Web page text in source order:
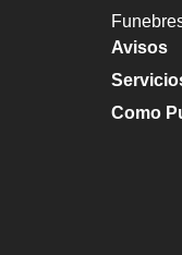
Avisos
Como